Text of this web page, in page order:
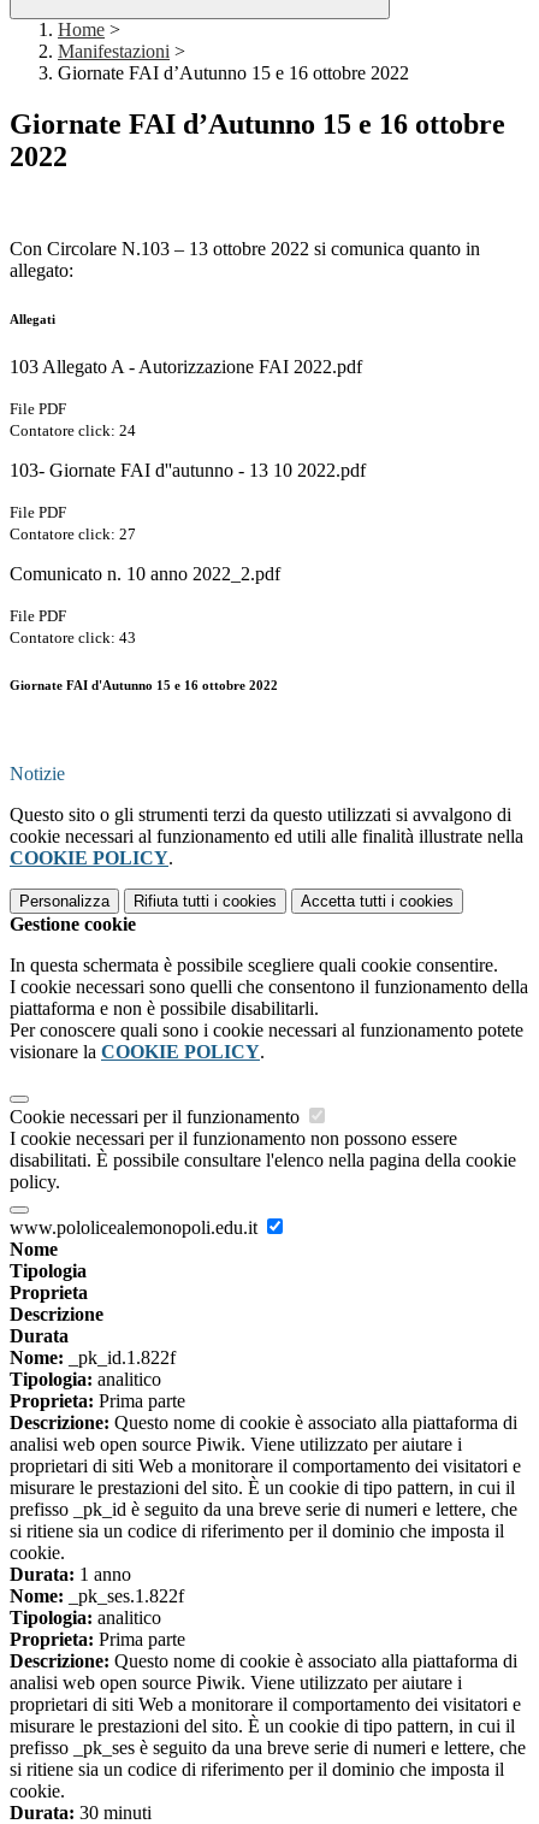
Home >
Manifestazioni >
Giornate FAI d’Autunno 15 e 16 ottobre 2022
Giornate FAI d’Autunno 15 e 16 ottobre
2022
Con Circolare N.103 – 13 ottobre 2022 si comunica quanto in
allegato:
Allegati
103 Allegato A - Autorizzazione FAI 2022.pdf
File PDF
Contatore click: 24
103- Giornate FAI d''autunno - 13 10 2022.pdf
File PDF
Contatore click: 27
Comunicato n. 10 anno 2022_2.pdf
File PDF
Contatore click: 43
Giornate FAI d'Autunno 15 e 16 ottobre 2022
Notizie
Questo sito o gli strumenti terzi da questo utilizzati si avvalgono di
cookie necessari al funzionamento ed utili alle finalità illustrate nella
COOKIE POLICY.
Personalizza Rifiuta tutti i cookies Accetta tutti i cookies
Gestione cookie
In questa schermata è possibile scegliere quali cookie consentire.
I cookie necessari sono quelli che consentono il funzionamento della
piattaforma e non è possibile disabilitarli.
Per conoscere quali sono i cookie necessari al funzionamento potete
visionare la COOKIE POLICY.
Cookie necessari per il funzionamento
I cookie necessari per il funzionamento non possono essere
disabilitati. È possibile consultare l'elenco nella pagina della cookie
policy.
www.pololicealemonopoli.edu.it
Nome
Tipologia
Proprieta
Descrizione
Durata
Nome: _pk_id.1.822f
Tipologia: analitico
Proprieta: Prima parte
Descrizione: Questo nome di cookie è associato alla piattaforma di
analisi web open source Piwik. Viene utilizzato per aiutare i
proprietari di siti Web a monitorare il comportamento dei visitatori e
misurare le prestazioni del sito. È un cookie di tipo pattern, in cui il
prefisso _pk_id è seguito da una breve serie di numeri e lettere, che
si ritiene sia un codice di riferimento per il dominio che imposta il
cookie.
Durata: 1 anno
Nome: _pk_ses.1.822f
Tipologia: analitico
Proprieta: Prima parte
Descrizione: Questo nome di cookie è associato alla piattaforma di
analisi web open source Piwik. Viene utilizzato per aiutare i
proprietari di siti Web a monitorare il comportamento dei visitatori e
misurare le prestazioni del sito. È un cookie di tipo pattern, in cui il
prefisso _pk_ses è seguito da una breve serie di numeri e lettere, che
si ritiene sia un codice di riferimento per il dominio che imposta il
cookie.
Durata: 30 minuti